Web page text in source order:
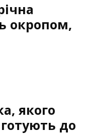
окропом,
якого
до